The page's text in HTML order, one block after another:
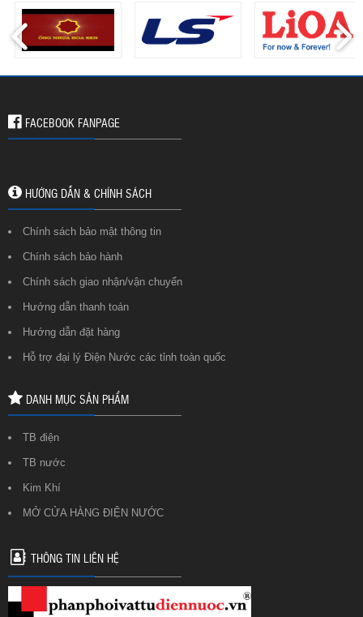
FACEBOOK FANPAGE
HƯỚNG DẪN & CHÍNH SÁCH
Chính sách bảo mật thông tin
Chính sách bảo hành
Chính sách giao nhận/vận chuyển
Hướng dẫn thanh toán
Hướng dẫn đặt hàng
Hỗ trợ đại lý Điện Nước các tỉnh toàn quốc
DANH MỤC SẢN PHẨM
TB điện
TB nước
Kim Khí
MỞ CỬA HÀNG ĐIỆN NƯỚC
THÔNG TIN LIÊN HỆ